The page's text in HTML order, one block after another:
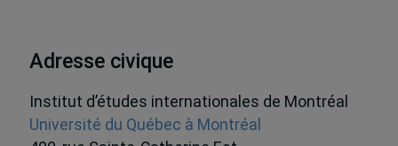
Adresse civique
Institut d’études internationales de Montréal
Université du Québec à Montréal